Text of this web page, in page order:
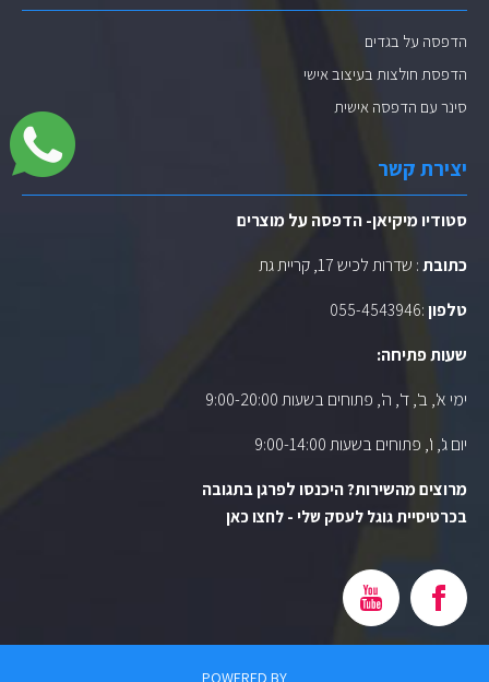
הדפסה על בגדים
הדפסת חולצות בעיצוב אישי
סינר עם הדפסה אישית
יצירת קשר
סטודיו מיקיאן- הדפסה על מוצרים
כתובת: שדרות לכיש 17, קריית גת
טלפון:
055-4543946
שעות פתיחה:
ימי א', ב', ד', ה', פתוחים בשעות 9:00-20:00
יום ג', ו', פתוחים בשעות 9:00-14:00
מרוצים מהשירות? היכנסו לפרגן בתגובה
בכרטיסיית גוגל לעסק שלי - לחצו כאן
POWERED BY